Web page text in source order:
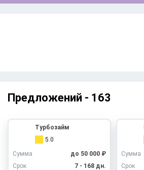
Предложений - 163
Турбозайм
5.0
Сумма
до 50 000 ₽
Срок
7 - 168 дн.
Сумма
Срок